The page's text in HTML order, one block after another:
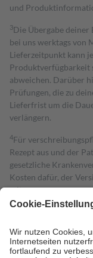
und
3Die Übergabe
bei uns werktags von
Lieferzeitpunkt kann
Produktverfügbarkeit
abweichen. Darüber
Prüfungen, die zu
Lieferfrist um die
verlängern.
4Für
Rezept aus und der
gesetzliche
Kosten dafür, der
mit.
Grundsätzlich leisten
höchstens zehn Euro.
Kosten der Leistung
Diese Regeln gelten